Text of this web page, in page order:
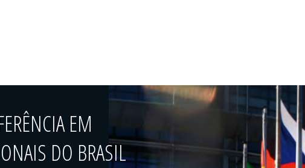
EM
DO BRASIL